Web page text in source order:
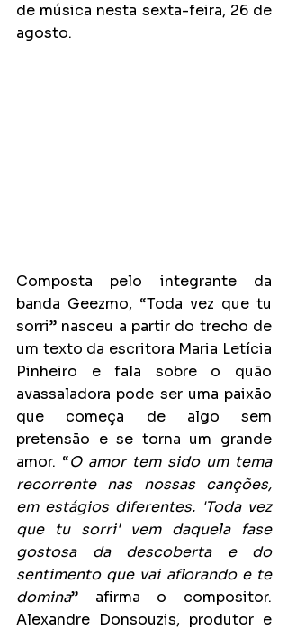
de música nesta sexta-feira, 26 de
agosto.
Composta pelo integrante da
banda Geezmo, “Toda vez que tu
sorri” nasceu a partir do trecho de
um texto da escritora Maria Letícia
Pinheiro e fala sobre o quão
avassaladora pode ser uma paixão
que começa de algo sem
pretensão e se torna um grande
amor. “O amor tem sido um tema
recorrente nas nossas canções,
em estágios diferentes. 'Toda vez
que tu sorri' vem daquela fase
gostosa da descoberta e do
sentimento que vai aflorando e te
domina” afirma o compositor.
Alexandre Donsouzis, produtor e